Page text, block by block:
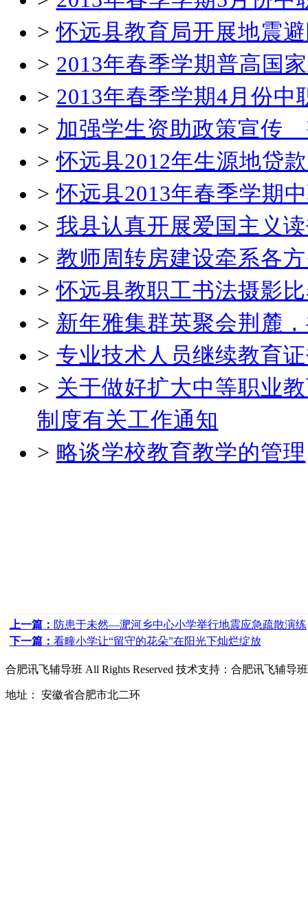
>怀远县教育局开展地震
> 2013年春季学期普高国
> 2013年春季学期4月份
> 加强学生资助政策宣传
>怀远县2012年生源地贷
>怀远县2013年春季学期
> 我县认真开展爱国主义
> 教师周转房建设牵系各
>怀远县教职工书法摄影
> 新年雅集群英聚会荆麓
> 专业技术人员继续教育
> 关于做好扩大中等职业
制度有关工作通知
> 略谈学校教育教学的管理
上一篇： 防患于未然—淝河乡中心小学举行地震应急疏散演练
下一篇： 看疃小学让“留守的花朵”在阳光下灿烂绽放
合肥讯飞辅导班 All Rights Reserved 技术支持： 合肥讯飞辅导班
地址： 安徽省合肥市北二环